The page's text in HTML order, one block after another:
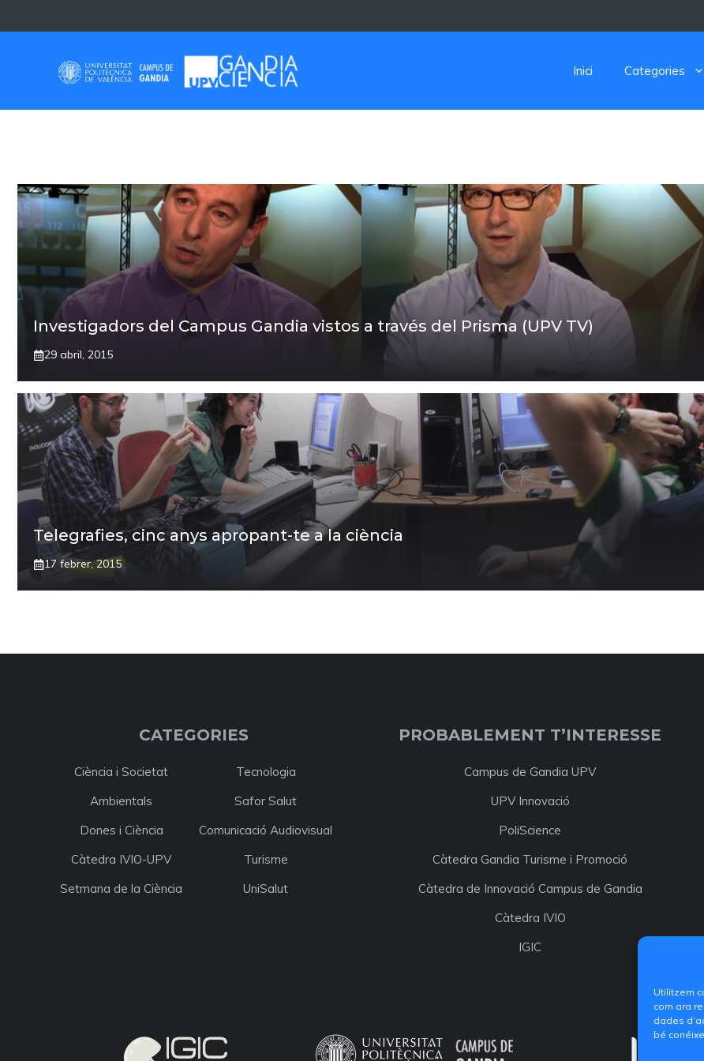
Utilitzem
com ara
dades
bé
to
Inici Categories
Investigadors del Campus Gandia vistos a través del Prisma (UPV TV)
29 abril, 2015
Telegrafies, cinc anys apropant-te a la ciència
17 febrer, 2015
CATEGORIES
Ciència i Societat
Tecnologia
Ambientals
Safor Salut
Dones i Ciència
Comunicació Audiovisual
Càtedra IVIO-UPV
Turisme
Setmana de la Ciència
UniSalut
PROBABLEMENT T’INTERESSE
Campus de Gandia UPV
UPV Innovació
PoliScience
Càtedra Gandia Turisme i Promoció
Càtedra de Innovació Campus de Gandia
Càtedra IVIO
IGIC